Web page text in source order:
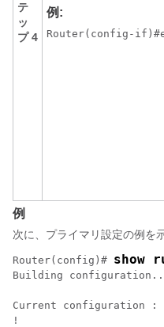
テ
ッ
プ 4
例:
Router(config-
例
次に、プライマリ設定の例を
Router(config)# show
Building
Current configuration :
!